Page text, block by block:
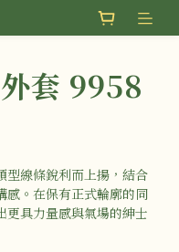
套 9958
型線條銳利而上揚，結合
感。在保有正式輪廓的同
更具力量感與氣場的紳士